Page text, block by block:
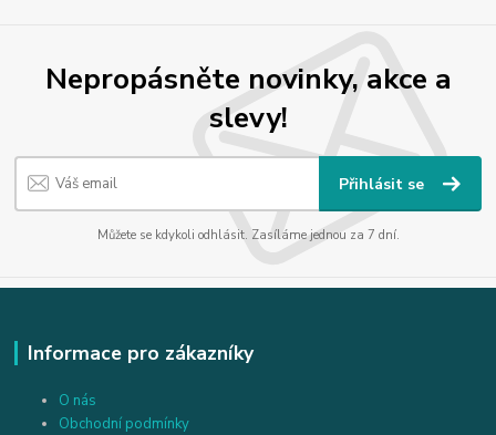
Nepropásněte novinky, akce a
slevy!
Přihlásit se
Můžete se kdykoli odhlásit. Zasíláme jednou za 7 dní.
Informace pro zákazníky
O nás
Obchodní podmínky